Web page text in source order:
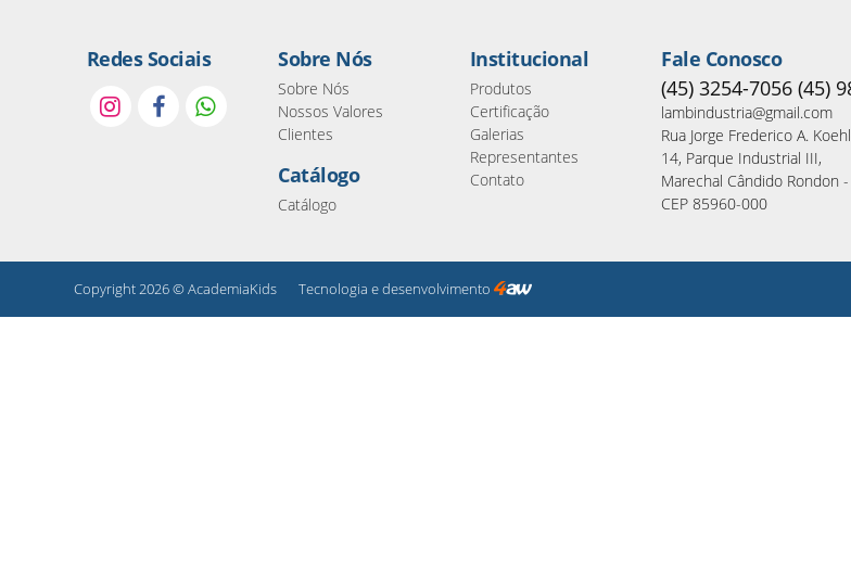
Redes Sociais Sobre Nós
Sobre Nós
Nossos Valores
Clientes
Catálogo
Catálogo
Institucional
Produtos
Certificação
Galerias
Representantes
Contato
Fale Conosco
(45) 3254-7056 (45)
lambindustria@gmail.com
Rua Jorge Frederico A.
14, Parque Industrial III,
Marechal Cândido Rondon
CEP 85960-000
Copyright 2026 © AcademiaKids Tecnologia e desenvolvimento